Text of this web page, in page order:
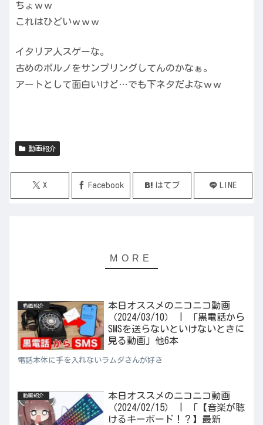
ちょｗｗ
これはひどいｗｗｗ
イタリア人スゲーな。
古めのポルノをサンプリングしてんのかなぁ。
アートとして面白いけど…でも下ネタだよなｗｗ
動画紹介
X Facebook はてブ LINE
動画紹介
本日オススメのニコニコ動画
（2024/03/10） | 「黒電話から
SMSを送らないといけないときに
見る動画」他6本
電話本体に手を入れないラムダさんが好き
動画紹介
本日オススメのニコニコ動画
（2024/02/15） | 「【音楽が聴
けるキーボード！？】最新